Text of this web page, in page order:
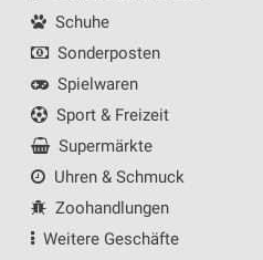
Schuhe
Sonderposten
Spielwaren
Sport & Freizeit
Supermärkte
Uhren & Schmuck
Zoohandlungen
Weitere Geschäfte